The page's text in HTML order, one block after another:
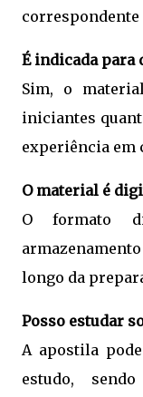
correspondente
É indicada para
Sim, o
iniciantes
experiência em
O material é
O formato
longo da
Posso estudar
A apostila
estudo,